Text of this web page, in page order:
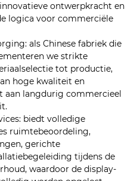
ontwerpkracht en
logica voor commerciële
als Chinese fabriek die
we strikte
tot productie,
hoge kwaliteit en
aan langdurig commercieel
biedt volledige
ruimtebeoordeling,
gerichte
tijdens de
waardoor de display-